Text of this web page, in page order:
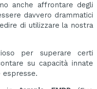
anche affrontare degli
davvero drammatici
di utilizzare la nostra
per superare certi
su capacità innate
espresse.